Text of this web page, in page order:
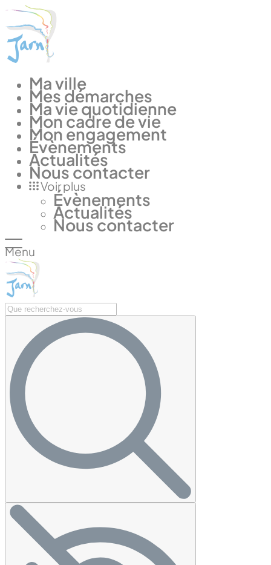
Panneau de gestion des cookies
Ma ville
Mes démarches
Ma vie quotidienne
Mon cadre de vie
Mon engagement
Évènements
Actualités
Nous contacter
Voir plus
Évènements
Actualités
Nous contacter
Menu